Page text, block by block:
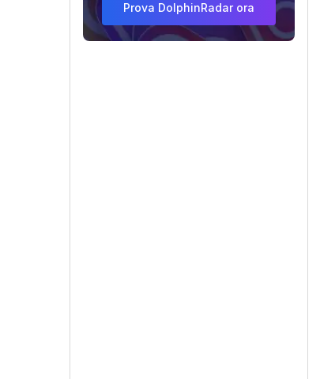
Prova DolphinRadar ora